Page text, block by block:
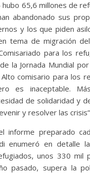
hubo 65,6 millones de
abandonado sus
y los que piden
tema de migración
para los
la Jornada Mundial
Alto comisario para los
es inaceptable.
de solidaridad y
y resolver las
informe preparado
enumeró en detalle
unos 330 mil
pasado, supera la